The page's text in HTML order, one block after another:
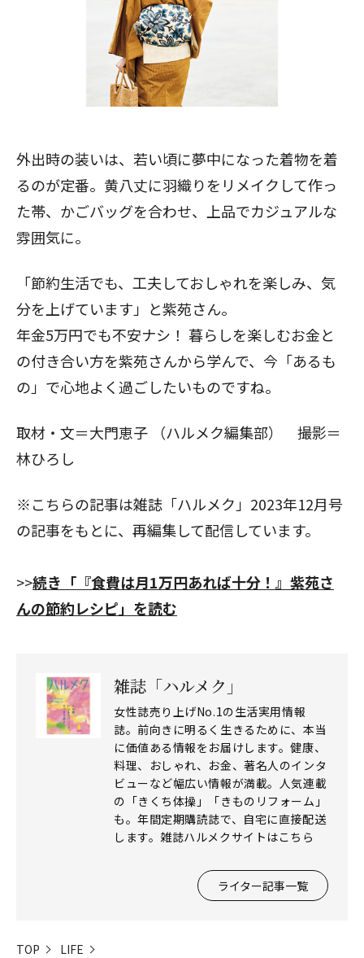
外出時の装いは、若い頃に夢中になった着物を着
るのが定番。黄八丈に羽織りをリメイクして作っ
た帯、かごバッグを合わせ、上品でカジュアルな
雰囲気に。
「節約生活でも、工夫しておしゃれを楽しみ、気
分を上げています」と紫苑さん。
年金5万円でも不安ナシ！ 暮らしを楽しむお金と
の付き合い方を紫苑さんから学んで、今「あるも
の」で心地よく過ごしたいものですね。
取材・文＝大門恵子 （ハルメク編集部） 撮影＝
林ひろし
※こちらの記事は雑誌「ハルメク」2023年12月号
の記事をもとに、再編集して配信しています。
>>続き「『食費は月1万円あれば十分！』紫苑さ
んの節約レシピ」を読む
雑誌「ハルメク」
女性誌売り上げNo.1の生活実用情報
誌。前向きに明るく生きるために、本当
に価値ある情報をお届けします。健康、
料理、おしゃれ、お金、著名人のインタ
ビューなど幅広い情報が満載。人気連載
の「きくち体操」「きものリフォーム」
も。年間定期購読誌で、自宅に直接配送
します。雑誌ハルメクサイトはこちら
ライター記事一覧
TOP
LIFE
閉じる